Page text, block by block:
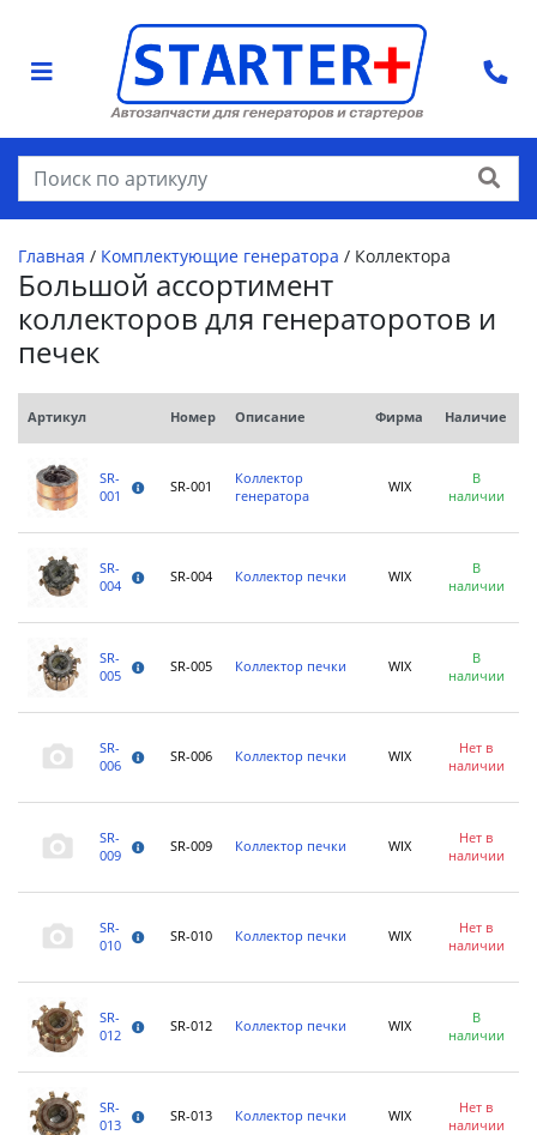
Найти
Главная / Комплектующие генератора / Коллектора
Большой ассортимент
коллекторов для генераторотов и
печек
Артикул Номер Описание Фирма Наличие
SR-
001
SR-001
Коллектор
генератора
WIX
В
наличии
SR-
004
SR-004 Коллектор печки WIX
В
наличии
SR-
005
SR-005 Коллектор печки WIX
В
наличии
SR-
006
SR-006 Коллектор печки WIX
Нет в
наличии
SR-
009
SR-009 Коллектор печки WIX
Нет в
наличии
SR-
010
SR-010 Коллектор печки WIX
Нет в
наличии
SR-
012
SR-012 Коллектор печки WIX
В
наличии
SR-
013
SR-013 Коллектор печки WIX
Нет в
наличии